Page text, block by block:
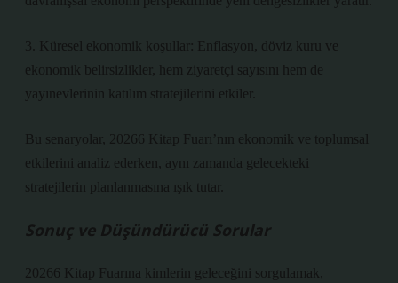
3. Küresel ekonomik koşullar: Enflasyon, döviz kuru ve
ekonomik belirsizlikler, hem ziyaretçi sayısını hem de
yayınevlerinin katılım stratejilerini etkiler.
Bu senaryolar, 20266 Kitap Fuarı’nın ekonomik ve toplumsal
etkilerini analiz ederken, aynı zamanda gelecekteki
stratejilerin planlanmasına ışık tutar.
Sonuç ve Düşündürücü Sorular
20266 Kitap Fuarına kimlerin geleceğini sorgulamak,